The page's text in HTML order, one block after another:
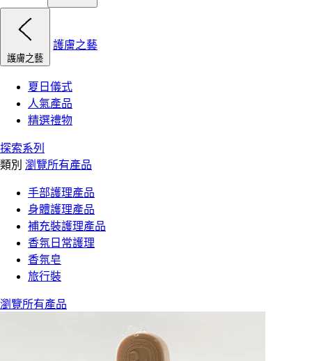
護膚之藝
護膚之藝
夏日儀式
人氣產品
精選禮物
探索系列
類別 瀏覽所有產品
手部護理產品
身體護理產品
補充裝護理產品
香氛日常護理
香氛皂
旅行裝
瀏覽所有產品